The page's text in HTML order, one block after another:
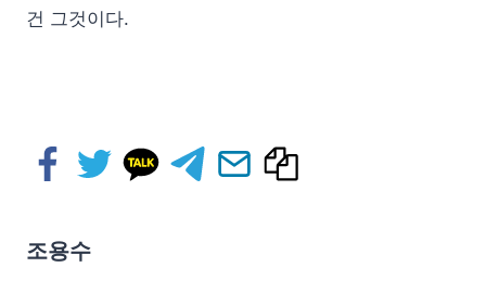
건 그것이다.
조용수